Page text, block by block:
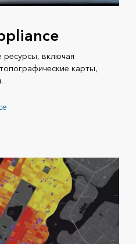
ресурсы, включая
карты,